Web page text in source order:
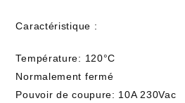
Caractéristique :
Température: 120°C
Normalement fermé
Pouvoir de coupure: 10A 230Vac